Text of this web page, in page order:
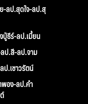
-ลป.สุดใจ-ลป.สุ
ธีร์-ลป.เมี้ยน
ป.สี-ลป.จาม
.เชาวรัตน์
อง-ลป.คำ